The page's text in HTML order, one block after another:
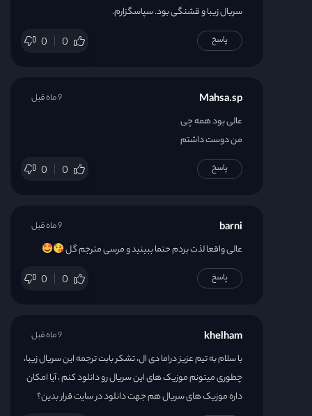
سریال زیبا و قشنگی بود. سپاسگزارم.
0 0 پاسخ
Mahsa.sp
عالی بود همه چی
من دوست داشتم
0 0
9 ماه قبل
پاسخ
barni
عالی واقعا لذت بردم حتما ببینید و مرسی مترجم گل
0 0
9 ماه قبل
پاسخ
khelham
با سلام به تیم عزیز دراما دی ال، تشکر بابت ترجمه این سریال زیبا،
چطوری میتونم موزیک های این سریال رو دانلود کنم ، آیا امکان
داره موزیک های سریال هم جهت دانلود در سایت قرار بدین؟
9 ماه قبل